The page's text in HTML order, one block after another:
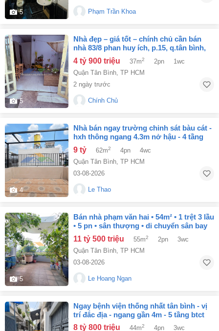
5 Phạm Trần Khoa
5
nhà đẹp – giá tốt – chính chủ cần bán
nhà 83/8 phan huy ích, p.15, q.tân bình,
tp.hcm
4 tỷ 900 triệu 37m2 2pn
1wc
Quận Tân Bình, TP HCM
2 ngày trước
Chính Chủ
4
nhà bán ngay trường chinh sát bàu cát -
hxh thông ngang 4.3m nở hậu - 4 tầng
mới toanh - 62m²
9 tỷ 62m2 4pn
4wc
Quận Tân Bình, TP HCM
03-08-2026
Le Thao
5
bán nhà phạm văn hai • 54m² • 1 trệt 3 lầu
• 5 pn • sân thượng • di chuyển sân bay
khoảng 5 ph - 11.x tỷ
11 tỷ 500 triệu 55m2 2pn
3wc
Quận Tân Bình, TP HCM
03-08-2026
Le Hoang Ngan
ngay bệnh viện thống nhất tân bình - vị
trí đắc địa - ngang gần 4m - 5 tầng btct
8 tỷ 800 triệu 44m2 4pn 3wc